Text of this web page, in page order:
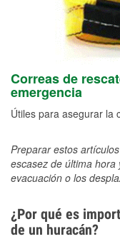
Correas de
emergencia
Útiles para asegurar la
Preparar estos
escasez de última
evacuación o los
¿Por qué es
de un huracán?